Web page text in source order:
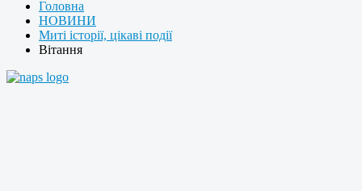
Головна
НОВИНИ
Миті історії, цікаві події
Вітання